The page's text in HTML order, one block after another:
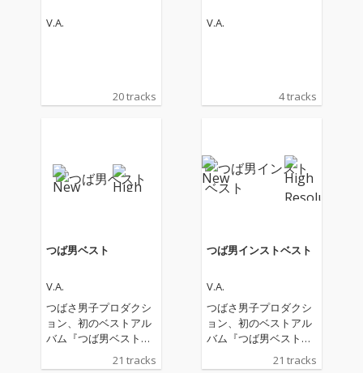
V.A.
20 tracks
V.A.
4 tracks
つば男ベスト
V.A.
つばさ男子プロダクシ
ョン、初のベストアル
バム『つば男ベスト』
『つば男インストベス
ト』の2作品配信リリ
21 tracks
つば男インストベスト
V.A.
つばさ男子プロダクシ
ョン、初のベストアル
バム『つば男ベスト』
『つば男インストベス
ト』の2作品配信リリ
21 tracks